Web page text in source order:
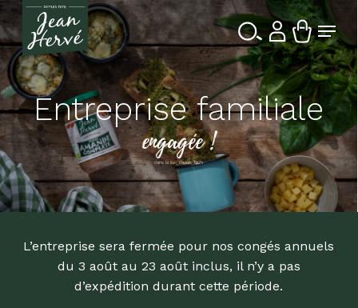
Passer
au
contenu
principalRecherche
de
produits
Menu
Entreprise familiale
engagée !
dans la Bio depuis 1976
L’entreprise sera fermée pour nos congés annuels
du 3 août au 23 août inclus, il n’y a pas
d’expédition durant cette période.
le
menu